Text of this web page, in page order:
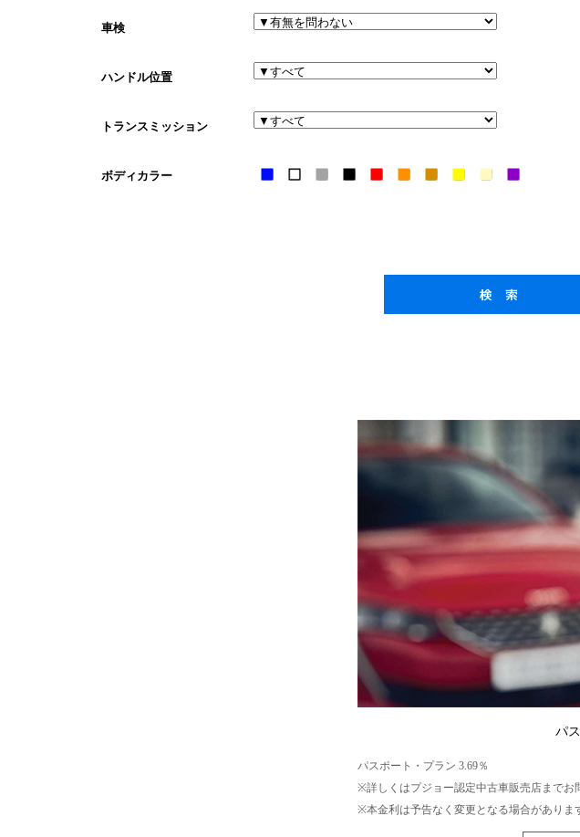
車検
ハンドル位置
トランスミッション
ボディカラー
パ
パスポート・プラン 3.69％
※詳しくはプジョー認定中古車販売店までお
※本金利は予告なく変更となる場合がありま